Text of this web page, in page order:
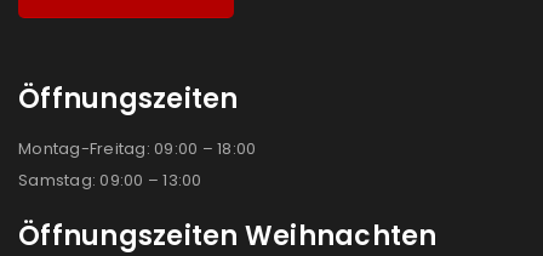
Öffnungszeiten
Montag-Freitag: 09:00 – 18:00
Samstag: 09:00 – 13:00
Öffnungszeiten Weihnachten